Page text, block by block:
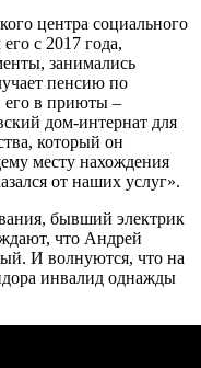
центра социального
с 2017 года,
занимались
пенсию по
его в приюты –
дом-интернат для
который он
месту нахождения
от наших услуг».
бывший электрик
что Андрей
И волнуются, что на
инвалид однажды